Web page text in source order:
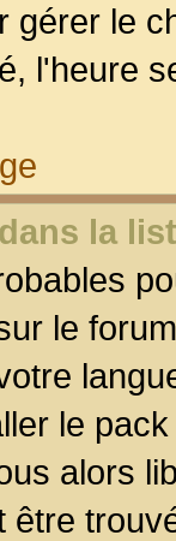
gérer le
l'heure
la
le
le
alors
être